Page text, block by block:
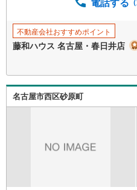
不動産会社おすすめポイント
藤和ハウス 名古屋・春日井店
名古屋市西区砂原町